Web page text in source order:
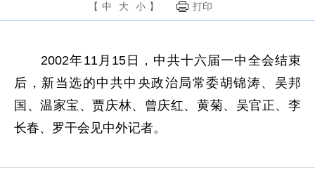
【 中 大 小 】 打印
2002年11月15日，中共十六届一中全会结束
后，新当选的中共中央政治局常委胡锦涛、吴邦
国、温家宝、贾庆林、曾庆红、黄菊、吴官正、李
长春、罗干会见中外记者。